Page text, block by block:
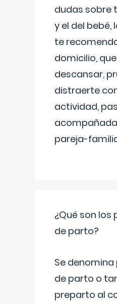
dudas sobre
y el del
te
domicilio,
descansar,
distraerte
actividad,
pareja-
¿Qué son
de parto?
Se
de parto o
preparto al